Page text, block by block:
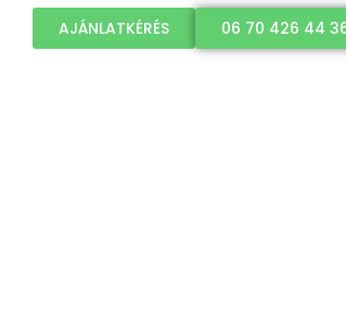
AJÁNLATKÉRÉS 06 70 426 44